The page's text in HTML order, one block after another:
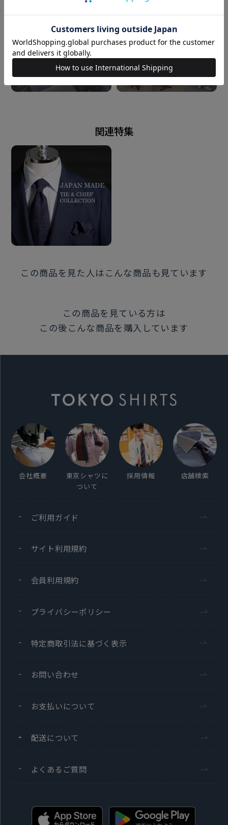
こだわりポイント３・縫製(国産)
日本工場のしっかりとした縫製で国産ならではの柔ら
かいふんわりとした触り心地。 シワもなりにくく巻い
た時のエレガントな見栄えで永く使い続けられる一
本。
手巻きの縫製と同じ見た目に仕上がる『トレンディーロ
ール』というマシンメイドの縫製技法です。 手巻きの
ような立体感とマシンメイドのほつれにくいしっかり
とした縫製が合わさった上質な作りです。
こだわりポイント５・BOX
BRICK HOUSEとITALIAN FABRICが印字されたセット
で入れられる専用BOXでお届けします。 上品なネイビ
す。 着用する度に感じる至福の瞬間をご堪能下さい。
同じシリーズはこちら
チーフ：29×29cm
原産国
日本
発売日
この商品に対するお問い合わせ
関連特集
この商品を見た人はこんな商品も見ています
この商品を見ている方は
この後こんな商品を購入しています
会社概要
東京シャツに
ついて
採用情報 店舗検索
ご利用ガイド
サイト利用規約
会員利用規約
プライバシーポリシー
特定商取引法に基づく表示
お問い合わせ
お支払いについて
配送について
よくあるご質問